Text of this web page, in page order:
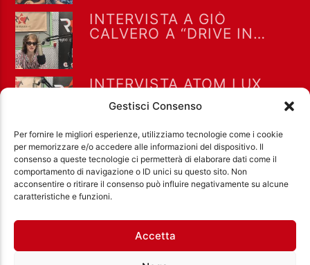
Gestisci Consenso
Per fornire le migliori esperienze, utilizziamo tecnologie come i cookie
per memorizzare e/o accedere alle informazioni del dispositivo. Il
consenso a queste tecnologie ci permetterà di elaborare dati come il
comportamento di navigazione o ID unici su questo sito. Non
acconsentire o ritirare il consenso può influire negativamente su alcune
caratteristiche e funzioni.
Accetta
INTERVISTA A GIÒ
CALVERO A “DRIVE IN
INTERVISTA ATOM LUX
(LUCIO FILIZOLA) A
“DRIVE IN SATURDAY” DEL
18/7/2026
Ass. Cult. Dissociazione - Codice fiscale:
Città Aperta via di Casal Bruciato 31/A, Roma